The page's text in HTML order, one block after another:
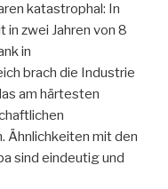
katastrophal: In
zwei Jahren von 8
in
brach die Industrie
am härtesten
Ähnlichkeiten mit den
sind eindeutig und